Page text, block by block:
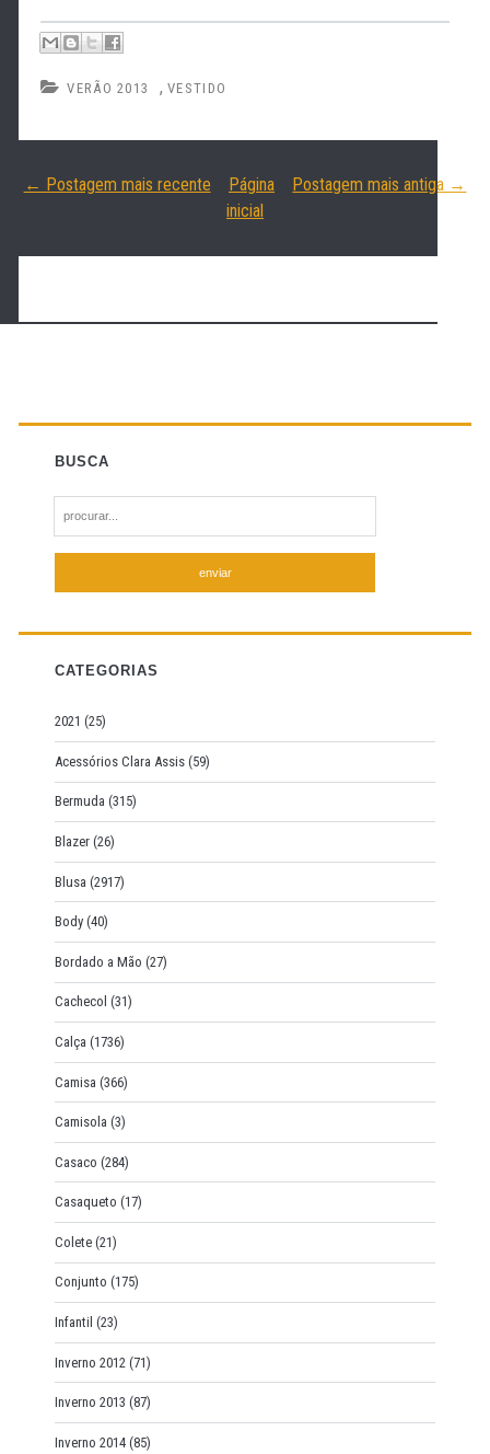
VERÃO 2013 ,VESTIDO
← Postagem mais recente Postagem mais antiga →
Página
inicial
BUSCA
e
h
f
r
:
CATEGORIAS
2021 (25)
Acessórios Clara Assis (59)
Bermuda (315)
Blazer (26)
Blusa (2917)
Body (40)
Bordado a Mão (27)
Cachecol (31)
Calça (1736)
Camisa (366)
Camisola (3)
Casaco (284)
Casaqueto (17)
Colete (21)
Conjunto (175)
Infantil (23)
Inverno 2012 (71)
Inverno 2013 (87)
Inverno 2014 (85)